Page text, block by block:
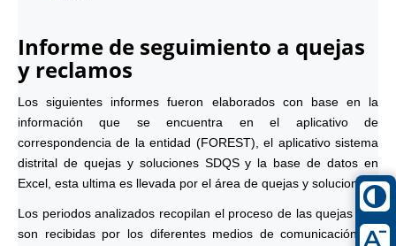
Informe de seguimiento a quejas
y reclamos
Los siguientes informes fueron elaborados con base en la
información que se encuentra en el aplicativo de
correspondencia de la entidad (FOREST), el aplicativo sistema
distrital de quejas y soluciones SDQS y la base de datos en
Excel, esta ultima es llevada por el área de quejas y soluciones.
Los periodos analizados recopilan el proceso de las quejas que
son recibidas por los diferentes medios de comunicación de